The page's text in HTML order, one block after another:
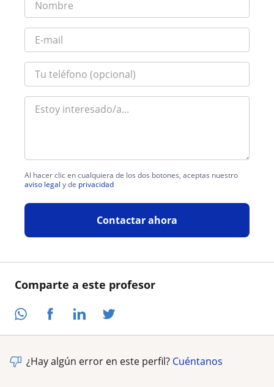
Comparte a este profesor
Al hacer clic en cualquiera de los dos botones, aceptas nuestro
aviso legal y de privacidad
Contactar ahora
¿Hay algún error en este perfil? Cuéntanos